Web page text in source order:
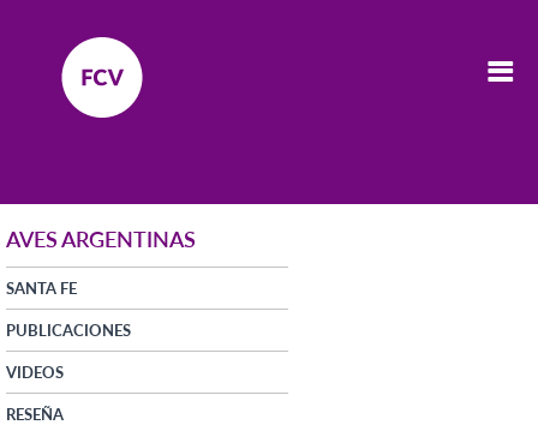
AVES ARGENTINAS
SANTA FE
PUBLICACIONES
VIDEOS
RESEÑA